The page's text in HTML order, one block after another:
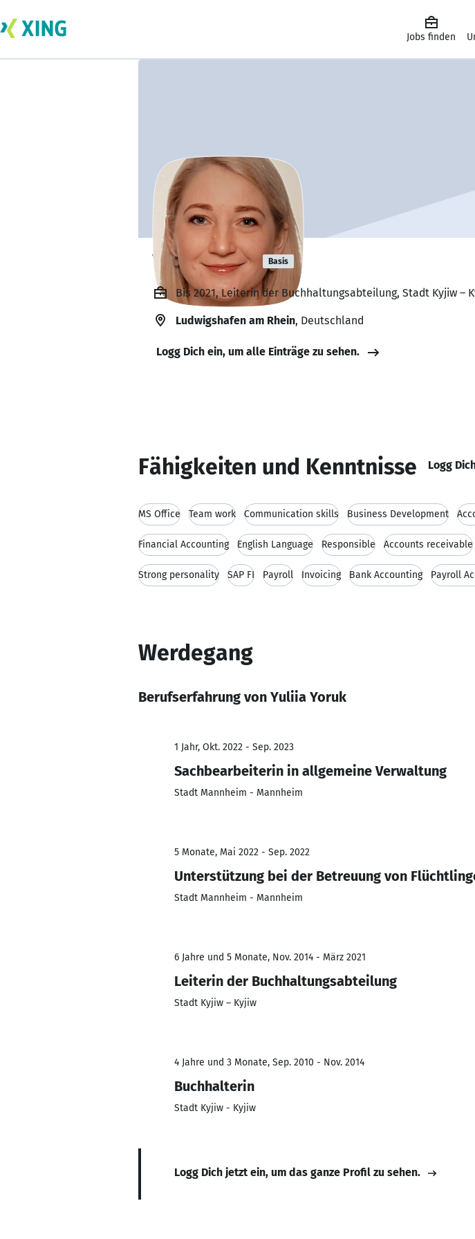
Jobs finden
Yuliia Yoruk Basis
Bis 2021, Leiterin der Buchhaltungsabteilung, Stadt Kyjiw –
Ludwigshafen am Rhein, Deutschland
Logg Dich ein, um alle Einträge zu sehen.
Fähigkeiten und Kenntnisse Logg
MS Office Team work Communication skills Business Development
Financial Accounting English Language Responsible Accounts receivable
Strong personality SAP FI Payroll Invoicing Bank Accounting Payroll
Werdegang
Berufserfahrung von Yuliia Yoruk
1 Jahr, Okt. 2022 - Sep. 2023
Sachbearbeiterin in allgemeine Verwaltung
Stadt Mannheim - Mannheim
5 Monate, Mai 2022 - Sep. 2022
Unterstützung bei der Betreuung von
Stadt Mannheim - Mannheim
6 Jahre und 5 Monate, Nov. 2014 - März 2021
Leiterin der Buchhaltungsabteilung
Stadt Kyjiw – Kyjiw
4 Jahre und 3 Monate, Sep. 2010 - Nov. 2014
Buchhalterin
Stadt Kyjiw - Kyjiw
Logg Dich jetzt ein, um das ganze Profil zu sehen.